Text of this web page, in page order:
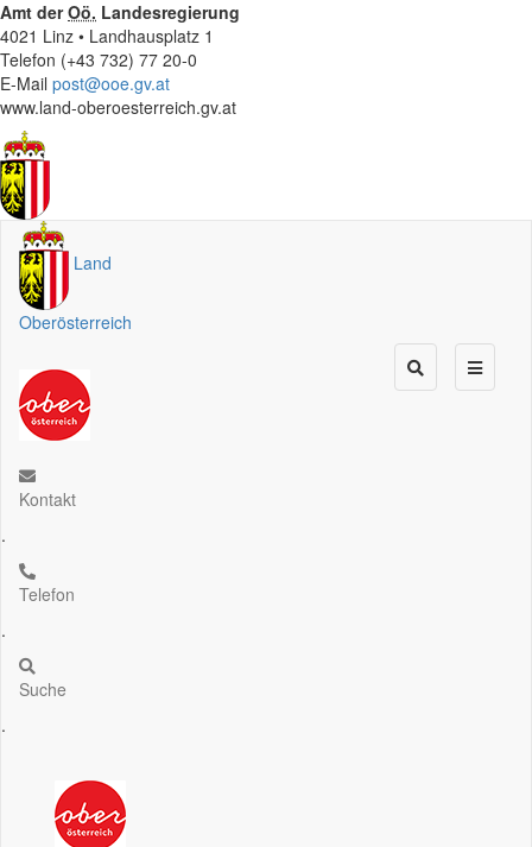
Amt derOö. Landesregierung
4021 Linz • Landhausplatz 1
Telefon (+43 732) 77 20-0
E-Mail post@ooe.gv.at
www.land-oberoesterreich.gv.at
Land
Oberösterreich
Kontakt
.
Telefon
.
Suche
.